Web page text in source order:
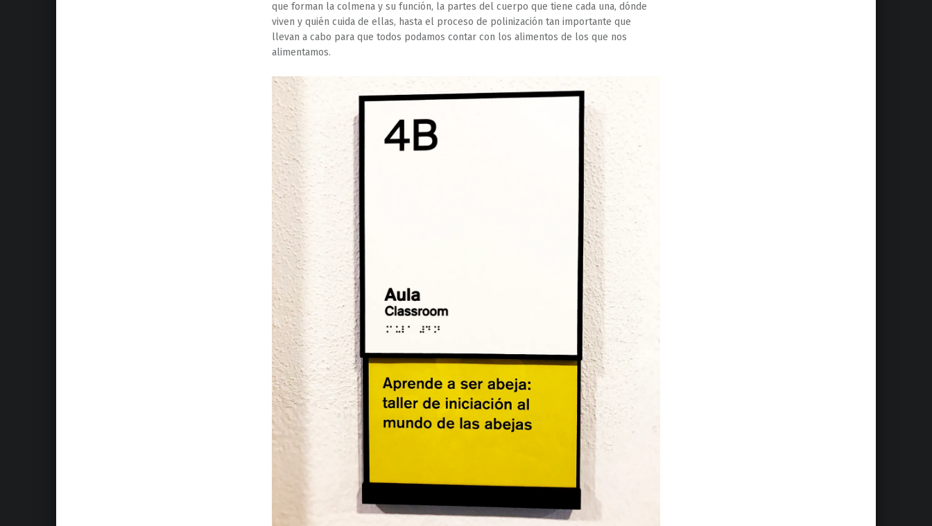
que forman la colmena y su función, la partes del cuerpo que tiene cada una, dónde
viven y quién cuida de ellas, hasta el proceso de polinización tan importante que
llevan a cabo para que todos podamos contar con los alimentos de los que nos
alimentamos.